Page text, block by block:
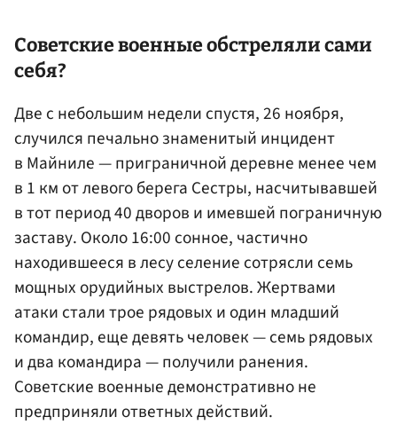
Советские военные обстреляли сами
себя?
Две с небольшим недели спустя, 26 ноября,
случился печально знаменитый инцидент
в Майниле — приграничной деревне менее чем
в 1 км от левого берега Сестры, насчитывавшей
в тот период 40 дворов и имевшей пограничную
заставу. Около 16:00 сонное, частично
находившееся в лесу селение сотрясли семь
мощных орудийных выстрелов. Жертвами
атаки стали трое рядовых и один младший
командир, еще девять человек — семь рядовых
и два командира — получили ранения.
Советские военные демонстративно не
предприняли ответных действий.